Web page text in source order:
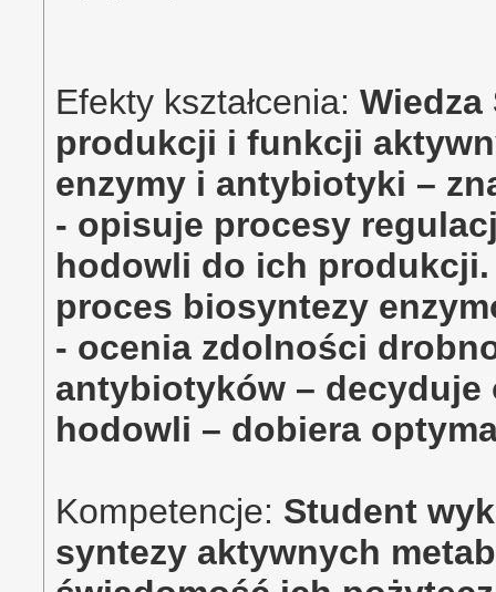
Efekty kształcenia:
produkcji i funkcji
enzymy i antybiotyki –
- opisuje procesy
hodowli do ich
proces biosyntezy
- ocenia zdolności
antybiotyków – decyduje
hodowli – dobiera
Kompetencje: Student
syntezy aktywnych